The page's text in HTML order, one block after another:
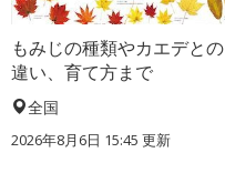
もみじの種類やカエデとの
違い、育て方まで
全国
2026年8月6日 15:45 更新